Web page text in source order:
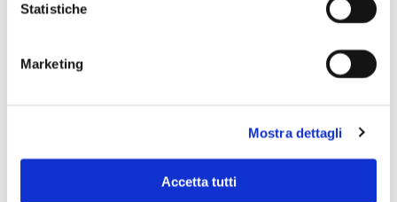
Statistiche
Marketing
Mostra dettagli
Accetta tutti